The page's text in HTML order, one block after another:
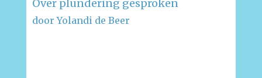
Over plundering gesproken
door Yolandi de Beer